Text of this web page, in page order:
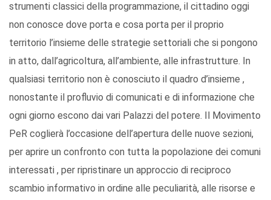
strumenti classici della programmazione, il cittadino oggi
non conosce dove porta e cosa porta per il proprio
territorio l’insieme delle strategie settoriali che si pongono
in atto, dall’agricoltura, all’ambiente, alle infrastrutture. In
qualsiasi territorio non è conosciuto il quadro d’insieme ,
nonostante il profluvio di comunicati e di informazione che
ogni giorno escono dai vari Palazzi del potere. Il Movimento
PeR coglierà l’occasione dell’apertura delle nuove sezioni,
per aprire un confronto con tutta la popolazione dei comuni
interessati , per ripristinare un approccio di reciproco
scambio informativo in ordine alle peculiarità, alle risorse e